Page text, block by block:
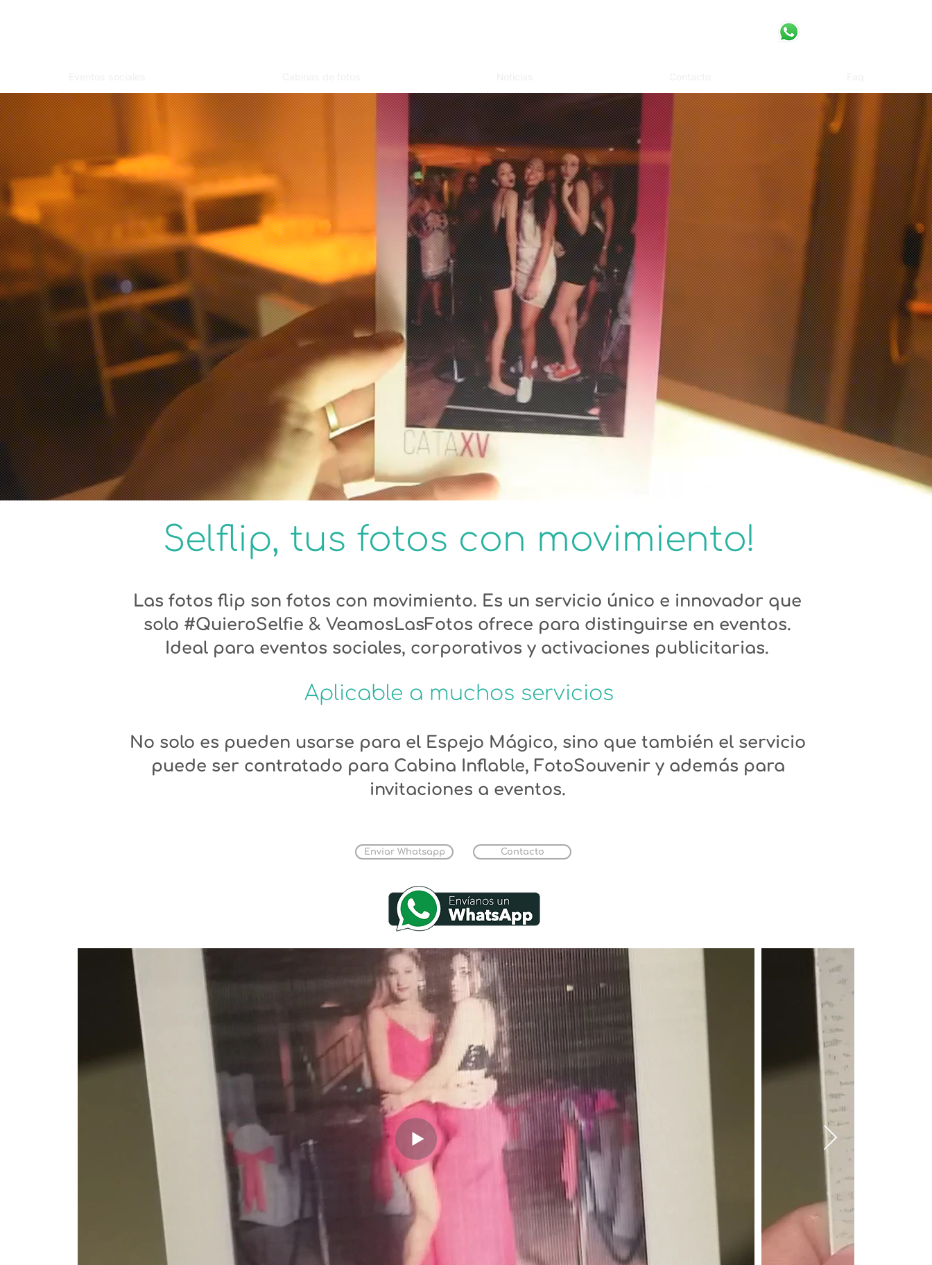
Selflip, tus fotos con movimiento!
Las fotos flip son fotos con movimiento. Es un servicio único e innovador que
solo #QuieroSelfie & VeamosLasFotos ofrece para distinguirse en eventos.
Ideal para eventos sociales, corporativos y activaciones publicitarias.
Aplicable a muchos servicios
No solo es pueden usarse para el Espejo Mágico, sino que también el servicio
puede ser contratado para Cabina Inflable, FotoSouvenir y además para
invitaciones a eventos.
Enviar Whatsapp Contacto